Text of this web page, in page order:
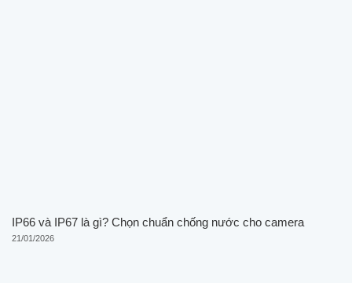
IP66 và IP67 là gì? Chọn chuẩn chống nước cho camera
21/01/2026